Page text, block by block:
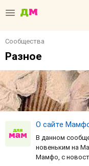
Сообщества
Разное
О сайте
В данном
новеньким на
Мамфо, с